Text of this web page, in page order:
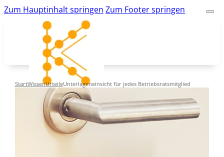
Zum Hauptinhalt springen Zum Footer springen
StartWissenUrteileUnterlageneinsicht für jedes Betriebsratsmitglied